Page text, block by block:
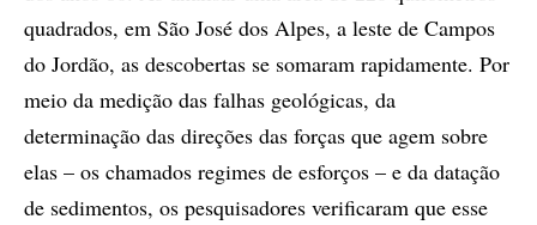
quadrados, em São José dos Alpes, a leste de Campos
do Jordão, as descobertas se somaram rapidamente. Por
meio da medição das falhas geológicas, da
determinação das direções das forças que agem sobre
elas – os chamados regimes de esforços – e da datação
de sedimentos, os pesquisadores verificaram que esse